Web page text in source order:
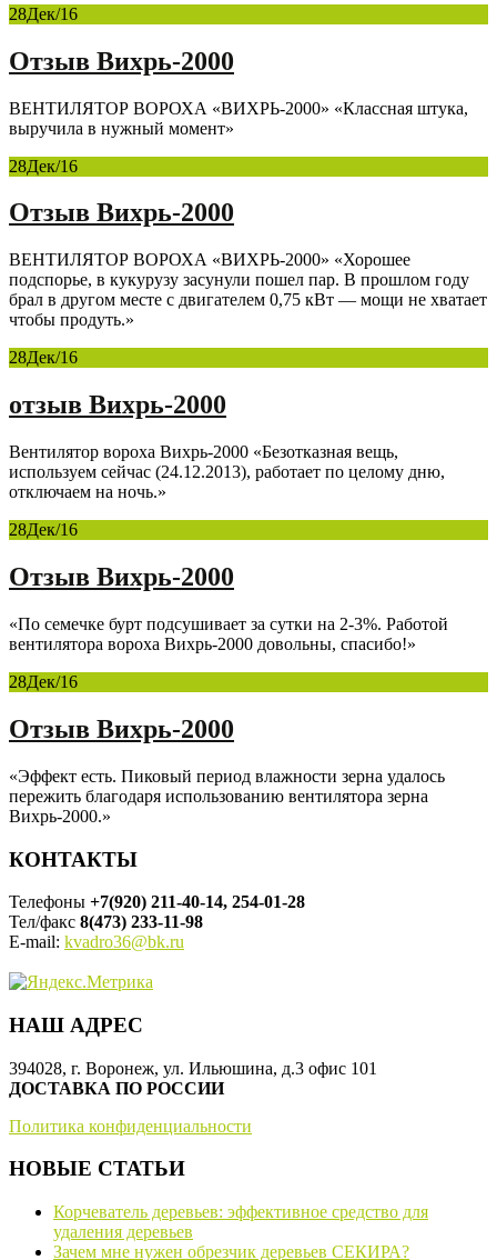
28Дек/16
Отзыв Вихрь-2000
ВЕНТИЛЯТОР ВОРОХА «ВИХРЬ-2000» «Классная штука,
выручила в нужный момент»
28Дек/16
Отзыв Вихрь-2000
ВЕНТИЛЯТОР ВОРОХА «ВИХРЬ-2000» «Хорошее
подспорье, в кукурузу засунули пошел пар. В прошлом году
брал в другом месте с двигателем 0,75 кВт — мощи не хватает
чтобы продуть.»
28Дек/16
отзыв Вихрь-2000
Вентилятор вороха Вихрь-2000 «Безотказная вещь,
используем сейчас (24.12.2013), работает по целому дню,
отключаем на ночь.»
28Дек/16
Отзыв Вихрь-2000
«По семечке бурт подсушивает за сутки на 2-3%. Работой
вентилятора вороха Вихрь-2000 довольны, спасибо!»
28Дек/16
Отзыв Вихрь-2000
«Эффект есть. Пиковый период влажности зерна удалось
пережить благодаря использованию вентилятора зерна
Вихрь-2000.»
КОНТАКТЫ
Телефоны +7(920) 211-40-14, 254-01-28
Тел/факс 8(473) 233-11-98
E-mail: kvadro36@bk.ru
НАШ АДРЕС
394028, г. Воронеж, ул. Ильюшина, д.3 офис 101
ДОСТАВКА ПО РОССИИ
Политика конфиденциальности
НОВЫЕ СТАТЬИ
Корчеватель деревьев: эффективное средство для
удаления деревьев
Зачем мне нужен обрезчик деревьев СЕКИРА?